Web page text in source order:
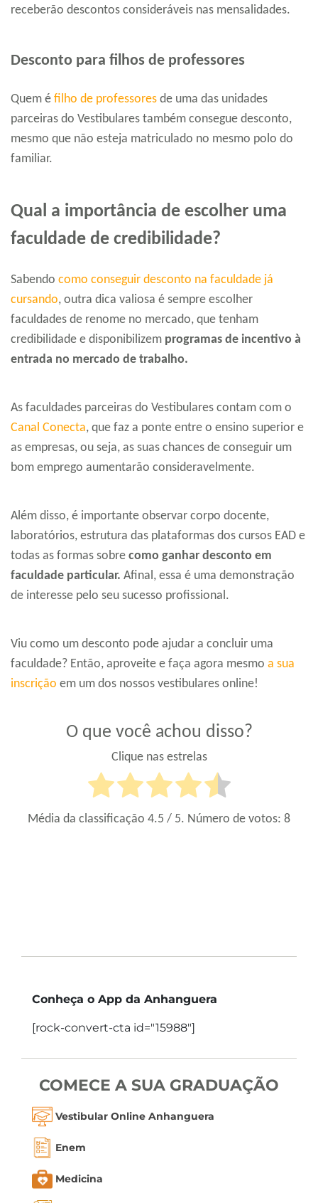
receberão descontos consideráveis nas mensalidades.
Desconto para filhos de professores
Quem é filho de professores de uma das unidades
parceiras do Vestibulares também consegue desconto,
mesmo que não esteja matriculado no mesmo polo do
familiar.
Qual a importância de escolher uma
faculdade de credibilidade?
Sabendo como conseguir desconto na faculdade já
cursando, outra dica valiosa é sempre escolher
faculdades de renome no mercado, que tenham
credibilidade e disponibilizem programas de incentivo à
entrada no mercado de trabalho.
As faculdades parceiras do Vestibulares contam com o
Canal Conecta, que faz a ponte entre o ensino superior e
as empresas, ou seja, as suas chances de conseguir um
bom emprego aumentarão consideravelmente.
Além disso, é importante observar corpo docente,
laboratórios, estrutura das plataformas dos cursos EAD e
todas as formas sobre como ganhar desconto em
faculdade particular. Afinal, essa é uma demonstração
de interesse pelo seu sucesso profissional.
Viu como um desconto pode ajudar a concluir uma
faculdade? Então, aproveite e faça agora mesmo a sua
inscrição em um dos nossos vestibulares online!
O que você achou disso?
Clique nas estrelas
Média da classificação 4.5 / 5. Número de votos: 8
Conheça o App da Anhanguera
[rock-convert-cta id="15988"]
COMECE A SUA GRADUAÇÃO
Vestibular Online Anhanguera
Enem
Medicina